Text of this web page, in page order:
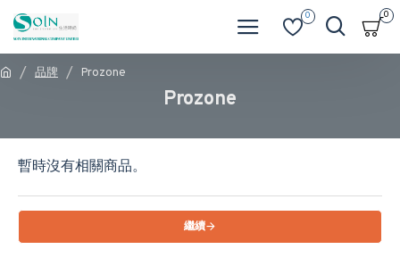
0 0
品牌 Prozone
Prozone
暫時沒有相關商品。
繼續